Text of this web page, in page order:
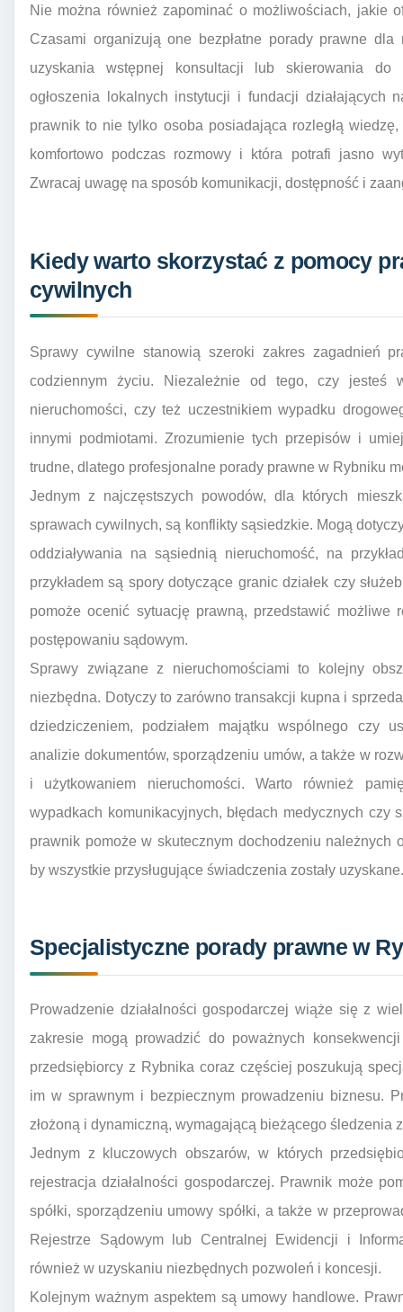
Nie można również zapominać o możliwościach, jakie
Czasami organizują one bezpłatne porady prawne
uzyskania wstępnej konsultacji lub skierowania do
ogłoszenia lokalnych instytucji i fundacji działających
prawnik to nie tylko osoba posiadająca rozległą
komfortowo podczas rozmowy i która potrafi jasno
Zwracaj uwagę na sposób komunikacji, dostępność i
Kiedy warto skorzystać z pomocy
cywilnych
Sprawy cywilne stanowią szeroki zakres zagadnień
codziennym życiu. Niezależnie od tego, czy jesteś
nieruchomości, czy też uczestnikiem wypadku
innymi podmiotami. Zrozumienie tych przepisów i
trudne, dlatego profesjonalne porady prawne w Rybniku
Jednym z najczęstszych powodów, dla których
sprawach cywilnych, są konflikty sąsiedzkie. Mogą
oddziaływania na sąsiednią nieruchomość, na
przykładem są spory dotyczące granic działek czy
pomoże ocenić sytuację prawną, przedstawić
postępowaniu sądowym.
Sprawy związane z nieruchomościami to kolejny
niezbędna. Dotyczy to zarówno transakcji kupna i
dziedziczeniem, podziałem majątku wspólnego czy
analizie dokumentów, sporządzeniu umów, a także w
i użytkowaniem nieruchomości. Warto również
wypadkach komunikacyjnych, błędach medycznych czy
prawnik pomoże w skutecznym dochodzeniu należnych
by wszystkie przysługujące świadczenia zostały uzyskane.
Specjalistyczne porady prawne w
Prowadzenie działalności gospodarczej wiąże się z
zakresie mogą prowadzić do poważnych
przedsiębiorcy z Rybnika coraz częściej poszukują
im w sprawnym i bezpiecznym prowadzeniu biznesu.
złożoną i dynamiczną, wymagającą bieżącego śledzenia
Jednym z kluczowych obszarów, w których
rejestracja działalności gospodarczej. Prawnik może
spółki, sporządzeniu umowy spółki, a także w
Rejestrze Sądowym lub Centralnej Ewidencji i
również w uzyskaniu niezbędnych pozwoleń i koncesji.
Kolejnym ważnym aspektem są umowy handlowe.